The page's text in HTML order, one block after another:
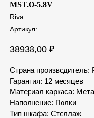
MST.O-5.8V
Riva
Артикул:
38938,00 ₽
Страна производитель:
Гарантия: 12 месяцев
Материал каркаса:
Наполнение: Полки
Тип шкафа: Стеллаж